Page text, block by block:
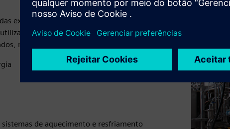
exige medidas inteligentes de eficiência
o calor residual, gerar calor no
nossas soluções podem ajudá-lo a:
de aquecimento e resfriamento